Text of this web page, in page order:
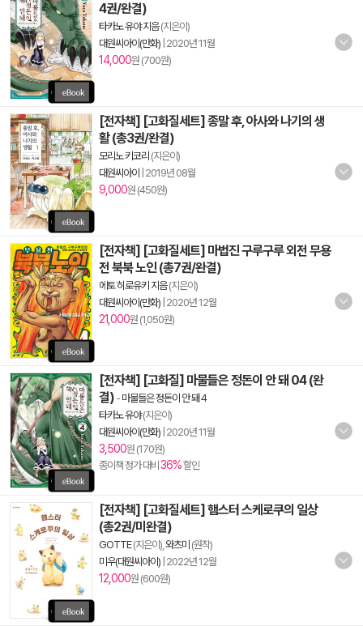
4권/완결)
타카노 유야 지음(지은이)
대원씨아이(만화) 2020년 11월
14,000원 (700원)
[전자책] [고화질세트] 종말 후, 아사와 나기의 생
활 (총3권/완결)
모리노 키코리 (지은이)
대원씨아이
2019년 08월
9,000원 (450원)
[전자책] [고화질세트] 마법진 구루구루 외전 무용
전 북북 노인 (총7권/완결)
에토 히로유키 지음(지은이)
대원씨아이(만화) 2020년 12월
21,000원 (1,050원)
[전자책] [고화질] 마물들은 정돈이 안 돼 04 (완
결) - 마물들은 정돈이 안 돼 4
타카노 유야(지은이)
대원씨아이(만화) 2020년 11월
3,500원 (170원)
종이책 정가 대비 36%할인
[전자책] [고화질세트] 햄스터 스케로쿠의 일상
(총2권/미완결)
GOTTE(지은이), 와츠미 (원작)
미우(대원씨아이) 2022년 12월
12,000원 (600원)